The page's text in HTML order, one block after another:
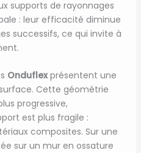
supports de rayonnages
: leur efficacité diminue
successifs, ce qui invite à
Onduflexprésentent une
Cette géométrie
progressive,
est plus fragile :
composites. Sur une
sur un mur en ossature